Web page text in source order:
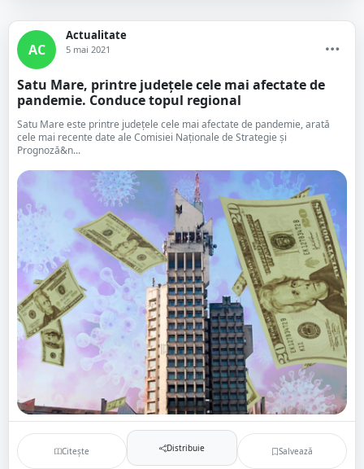
AC
Actualitate
5 mai 2021
Satu Mare, printre județele cele mai afectate de
pandemie. Conduce topul regional
Satu Mare este printre județele cele mai afectate de pandemie, arată
cele mai recente date ale Comisiei Naționale de Strategie și
Prognoză&n...
Citește Distribuie Salvează